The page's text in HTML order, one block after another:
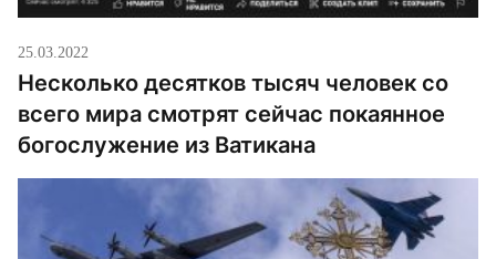
25.03.2022
Несколько десятков тысяч человек со
всего мира смотрят сейчас покаянное
богослужение из Ватикана